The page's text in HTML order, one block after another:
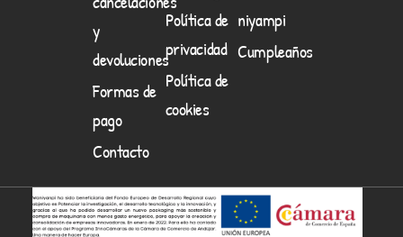
y
devoluciones
Formas de
pago
Contacto
Política de
privacidad
Política de
cookies
niyampi
Cumpleaños